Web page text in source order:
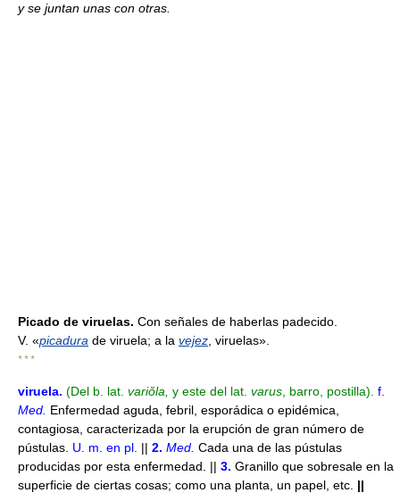
y se juntan unas con otras.
Picado de viruelas. Con señales de haberlas padecido.
V. «picadura de viruela; a la vejez , viruelas».
* * *
viruela. (Del b. lat. variŏla, y este del lat. varus , barro, postilla). f.
Med. Enfermedad aguda, febril, esporádica o epidémica,
contagiosa, caracterizada por la erupción de gran número de
pústulas. U. m. en pl. || 2. Med. Cada una de las pústulas
producidas por esta enfermedad. || 3. Granillo que sobresale en la
superficie de ciertas cosas; como una planta, un papel, etc. ||